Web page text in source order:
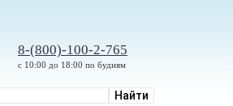
8-(800)-100-2-765
с 10:00 до 18:00 по будням